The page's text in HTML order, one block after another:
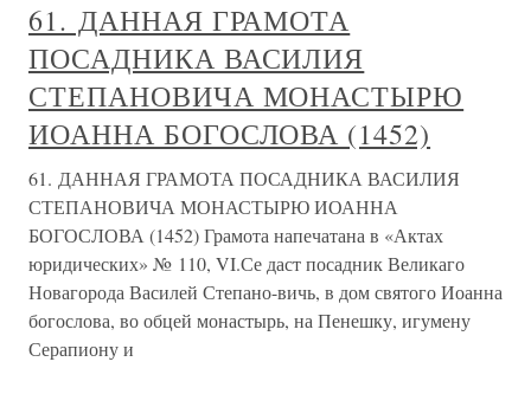
61. ДАННАЯ ГРАМОТА
ПОСАДНИКА ВАСИЛИЯ
СТЕПАНОВИЧА МОНАСТЫРЮ
ИОАННА БОГОСЛОВА (1452)
61. ДАННАЯ ГРАМОТА ПОСАДНИКА ВАСИЛИЯ
СТЕПАНОВИЧА МОНАСТЫРЮ ИОАННА
БОГОСЛОВА (1452) Грамота напечатана в «Актах
юридических» № 110, VI.Се даст посадник Великаго
Новагорода Василей Степано-вичь, в дом святого Иоанна
богослова, во обцей монастырь, на Пенешку, игумену
Серапиону и